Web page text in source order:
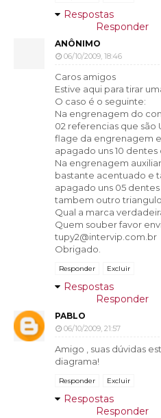
Respostas
Responder
ANÔNIMO
06/10/2009, 18:46
Caros amigos
Estive aqui para tirar
O caso é o seguinte:
Na engrenagem do
02 referencias que são
flage da engrenagem
apagado uns 10 dentes
Na engrenagem
bastante acentuado e
apagado uns 05
tambem outro
Qual a marca
Quem souber favor
tupy2@intervip.com.br
Obrigado.
Responder Excluir
Respostas
Responder
PABLO
06/10/2009, 21:57
Amigo , suas dúvidas
diagrama!
Responder Excluir
Respostas
Responder